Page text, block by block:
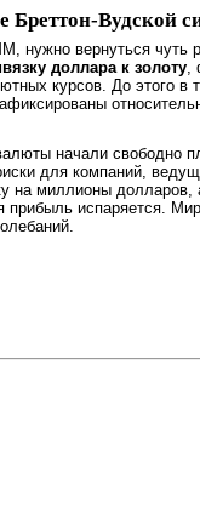
Бреттон-Вудской
нужно вернуться
доллара к золоту,
курсов. До этого в
начали свободно
для компаний,
на миллионы
испаряется.